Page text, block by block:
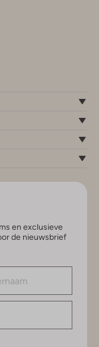
en exclusieve
de nieuwsbrief